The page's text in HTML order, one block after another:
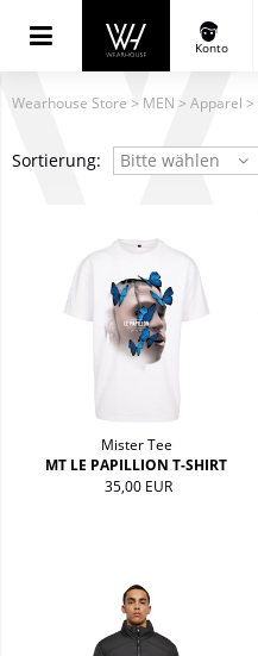
Konto
Wearhouse Store > MEN > Apparel >
Sortierung: Bitte wählen
Mister Tee
MT LE PAPILLION T-SHIRT
35,00 EUR